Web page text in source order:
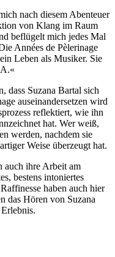
nach diesem Abenteuer
von Klang im Raum
beflügelt mich jedes Mal
Années de Pèlerinage
Leben als Musiker. Sie
dass Suzana Bartal sich
auseinandersetzen wird
reflektiert, wie ihn
hat. Wer weiß,
werden, nachdem sie
Weise überzeugt hat.
auch ihre Arbeit am
bestens intoniertes
haben auch hier
das Hören von Suzana